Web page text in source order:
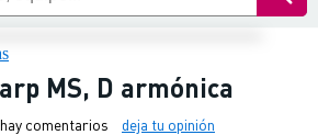
MS, D armónica
comentarios deja tu opinión